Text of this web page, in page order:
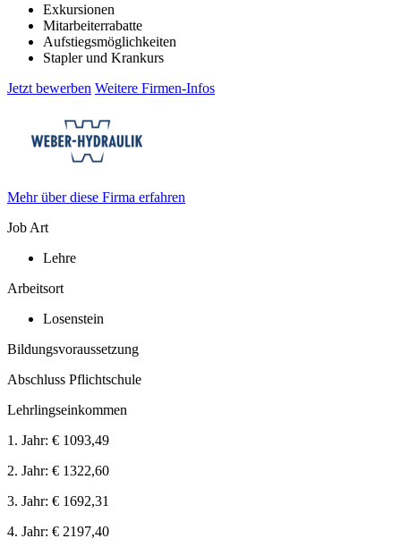
Exkursionen
Mitarbeiterrabatte
Aufstiegsmöglichkeiten
Stapler und Krankurs
Jetzt bewerben Weitere Firmen-Infos
Mehr über diese Firma erfahren
Job Art
Lehre
Arbeitsort
Losenstein
Bildungsvoraussetzung
Abschluss Pflichtschule
Lehrlingseinkommen
1. Jahr: € 1093,49
2. Jahr: € 1322,60
3. Jahr: € 1692,31
4. Jahr: € 2197,40